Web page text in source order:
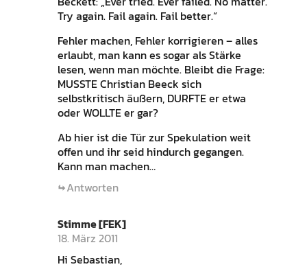
Try again. Fail again. Fail better.“
Fehler machen, Fehler korrigieren – alles
erlaubt, man kann es sogar als Stärke
lesen, wenn man möchte. Bleibt die Frage:
MUSSTE Christian Beeck sich
selbstkritisch äußern, DURFTE er etwa
oder WOLLTE er gar?
Ab hier ist die Tür zur Spekulation weit
offen und ihr seid hindurch gegangen.
Kann man machen…
Antworten
Stimme [FEK]
18. März 2011
Hi Sebastian,